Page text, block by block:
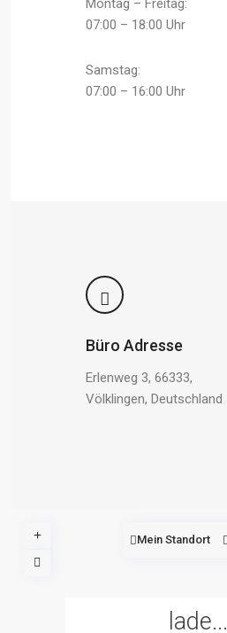
Montag – Freitag:
07:00 – 18:00 Uhr
Samstag:
07:00 – 16:00 Uhr
Büro Adresse
Erlenweg 3, 66333,
Völklingen, Deutschland
lade...
Mein Standort